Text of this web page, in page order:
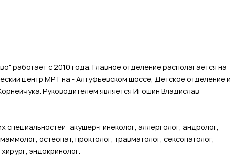
работает с 2010 года. Главное отделение располагается на
центр МРТ на - Алтуфьевском шоссе, Детское отделение и
Руководителем является Игошин Владислав
акушер-гинеколог, аллерголог, андролог,
остеопат, проктолог, травматолог, сексопатолог,
эндокринолог.